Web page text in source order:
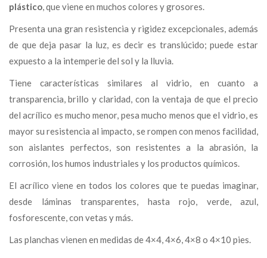
plástico, que viene en muchos colores y grosores.
Presenta una gran resistencia y rigidez excepcionales, además
de que deja pasar la luz, es decir es translúcido; puede estar
expuesto a la intemperie del sol y la lluvia.
Tiene características similares al vidrio, en cuanto a
transparencia, brillo y claridad, con la ventaja de que el precio
del acrílico es mucho menor, pesa mucho menos que el vidrio, es
mayor su resistencia al impacto, se rompen con menos facilidad,
son aislantes perfectos, son resistentes a la abrasión, la
corrosión, los humos industriales y los productos químicos.
El acrílico viene en todos los colores que te puedas imaginar,
desde láminas transparentes, hasta rojo, verde, azul,
fosforescente, con vetas y más.
Las planchas vienen en medidas de 4×4, 4×6, 4×8 o 4×10 pies.